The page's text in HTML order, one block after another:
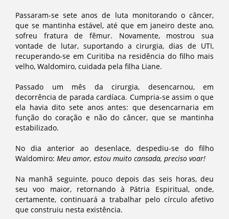
Passaram-se sete anos de luta monitorando o câncer,
que se mantinha estável, até que em janeiro deste ano,
sofreu fratura de fêmur. Novamente, mostrou sua
vontade de lutar, suportando a cirurgia, dias de UTI,
recuperando-se em Curitiba na residência do filho mais
velho, Waldomiro, cuidada pela filha Liane.
Passado um mês da cirurgia, desencarnou, em
decorrência de parada cardíaca. Cumpria-se assim o que
ela havia dito sete anos antes: que desencarnaria em
função do coração e não do câncer, que se mantinha
estabilizado.
No dia anterior ao desenlace, despediu-se do filho
Waldomiro: Meu amor, estou muito cansada, preciso voar!
Na manhã seguinte, pouco depois das seis horas, deu
seu voo maior, retornando à Pátria Espiritual, onde,
certamente, continuará a trabalhar pelo círculo afetivo
que construiu nesta existência.